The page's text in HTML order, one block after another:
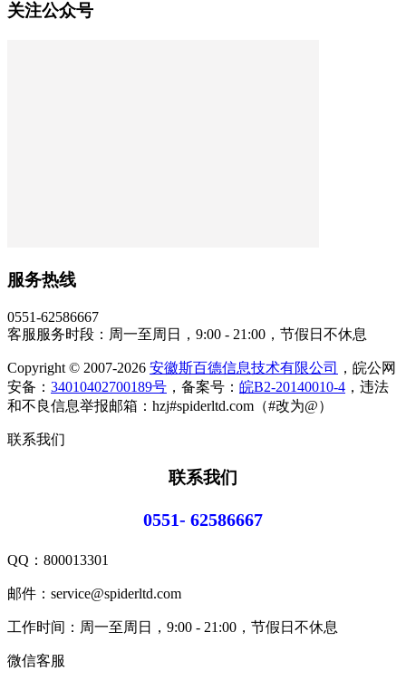
关注公众号
服务热线
0551-62586667
客服服务时段：周一至周日，9:00 - 21:00，节假日不休息
Copyright © 2007-2026 安徽斯百德信息技术有限公司
，皖公网
安备： 34010402700189号 ，备案号： 皖B2-20140010-4 ，违法
和不良信息举报邮箱：hzj#spiderltd.com（#改为@）
联系我们
联系我们
0551- 62586667
QQ： 800013301
邮件：service@spiderltd.com
工作时间：周一至周日，9:00 - 21:00，节假日不休息
微信客服